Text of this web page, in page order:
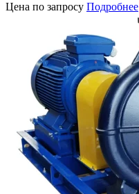
Цена по запросу Подробнее